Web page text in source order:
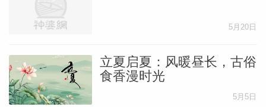
5月20日
立夏启夏：风暖昼长，古俗
食香漫时光
5月5日